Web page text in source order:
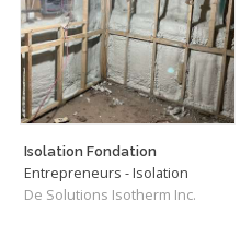
Isolation Fondation
Entrepreneurs - Isolation
De Solutions Isotherm Inc.